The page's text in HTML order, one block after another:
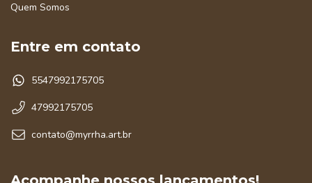
Quem Somos
Entre em contato
5547992175705
47992175705
contato@myrrha.art.br